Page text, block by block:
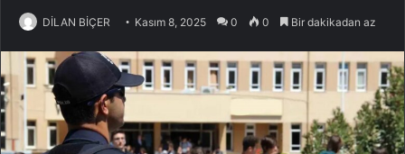
DİLAN BİÇER Kasım 8, 2025 0 0 Bir dakikadan az